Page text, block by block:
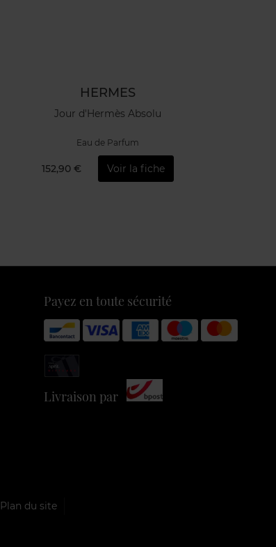
HERMES
Jour d'Hermès Absolu
Eau de Parfum
152,90 € Voir la fiche
Payez en toute sécurité
Livraison par
Plan du site